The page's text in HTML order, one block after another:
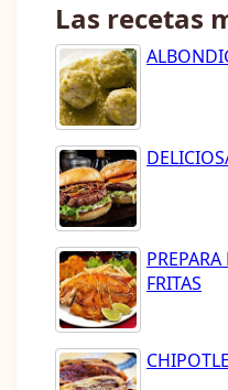
Las recetas
FRITAS